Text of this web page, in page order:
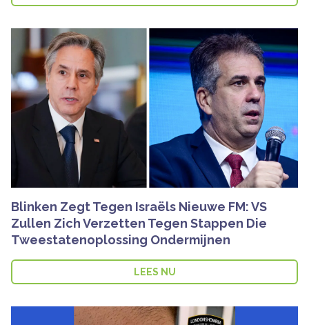
Blinken Zegt Tegen Israëls Nieuwe FM: VS
Zullen Zich Verzetten Tegen Stappen Die
Tweestatenoplossing Ondermijnen
LEES NU